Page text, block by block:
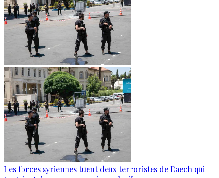
Les forces syriennes tuent deux terroristes de Daech qui